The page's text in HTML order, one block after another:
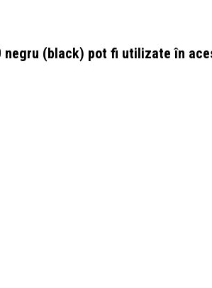
negru (black) pot fi utilizate în